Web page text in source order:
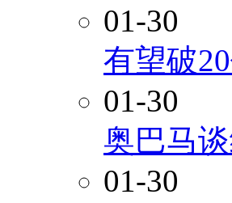
01-30
有望破
01-30
奥巴马
01-30